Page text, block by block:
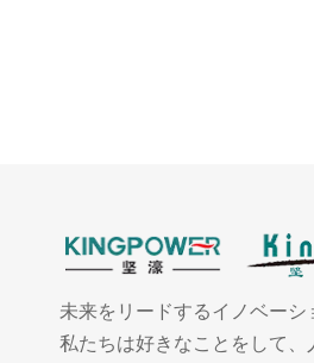
未来をリードするイノベーシ
私たちは好きなことをして